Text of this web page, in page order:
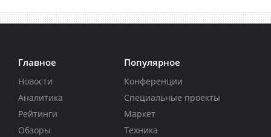
Главное
Новости
Аналитика
Рейтинги
Обзоры
Популярное
Конференции
Специальные проекты
Маркет
Техника